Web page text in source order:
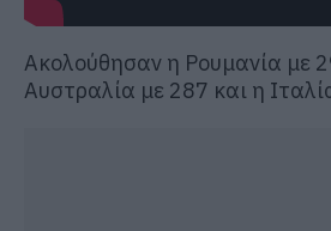
Ακολούθησαν η Ρουμανία με
Αυστραλία με 287 και η